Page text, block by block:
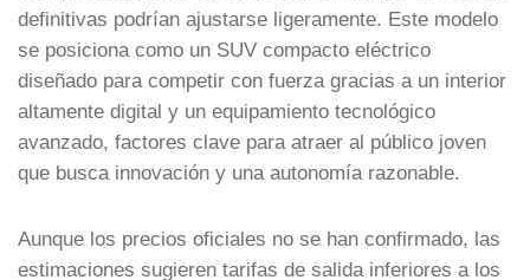
definitivas podrían ajustarse ligeramente. Este modelo
se posiciona como un SUV compacto eléctrico
diseñado para competir con fuerza gracias a un interior
altamente digital y un equipamiento tecnológico
avanzado, factores clave para atraer al público joven
que busca innovación y una autonomía razonable.
Aunque los precios oficiales no se han confirmado, las
estimaciones sugieren tarifas de salida inferiores a los